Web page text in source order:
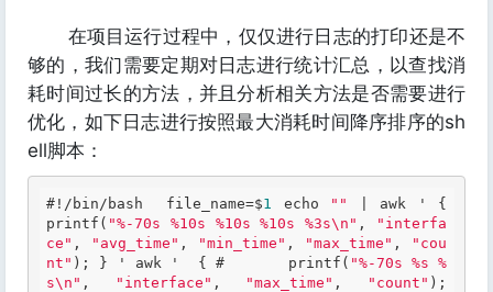
在项目运行过程中，仅仅进行日志的打印还是不
够的，我们需要定期对日志进行统计汇总，以查找消
耗时间过长的方法，并且分析相关方法是否需要进行
优化，如下日志进行按照最大消耗时间降序排序的sh
ell脚本：
#!/bin/bash  file_name=$1 echo ""
| awk ' {
printf( "%-70s %10s %10s %10s %3s\n" ,
"interfa
ce" , "avg_time" , "min_time" , "max_time" ,
"cou
nt" ); } ' awk '  { #       printf( "%-70s %s %
s\n" , "interface" , "max_time" , "count"